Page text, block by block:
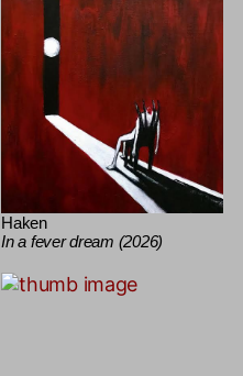
Haken
In a fever dream (2026)